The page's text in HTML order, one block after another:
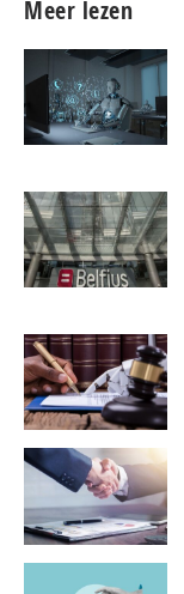
Meer lezen